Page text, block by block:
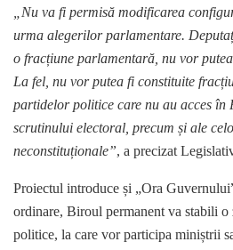
„Nu va fi permisă modificarea
urma alegerilor parlamentare.
o fracțiune parlamentară, nu vor
La fel, nu vor putea fi constituite
partidelor politice care nu au acces în
scrutinului electoral, precum și ale
neconstituționale”, a precizat
Proiectul introduce și „Ora
ordinare, Biroul permanent va stabili o
politice, la care vor participa miniștrii